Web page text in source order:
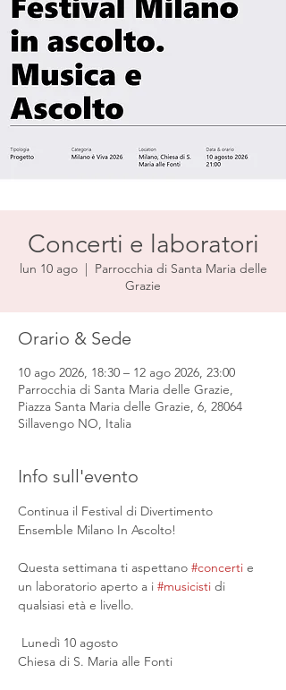
Concerti e laboratori
lun 10 ago
  |
Parrocchia di Santa Maria delle
Grazie
Orario & Sede
10 ago 2026, 18:30 – 12 ago 2026, 23:00
Parrocchia di Santa Maria delle Grazie,
Piazza Santa Maria delle Grazie, 6, 28064
Sillavengo NO, Italia
Info sull'evento
Continua il Festival di Divertimento
Ensemble Milano In Ascolto!
Questa settimana ti aspettano #concerti e
un laboratorio aperto a i #musicisti di
qualsiasi età e livello.
Lunedì 10 agosto
Chiesa di S. Maria alle Fonti